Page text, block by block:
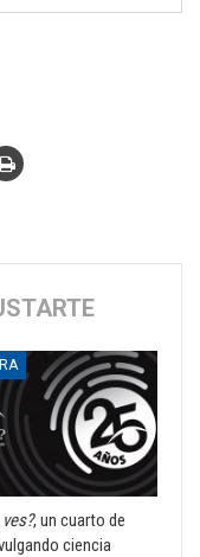
, un cuarto de
ciencia